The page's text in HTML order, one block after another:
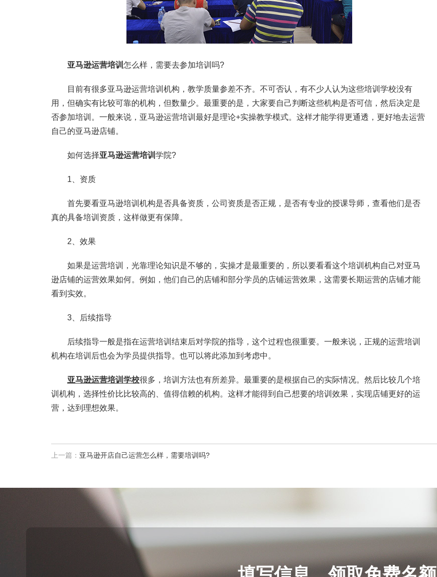
亚马逊运营培训 怎么样，需要去参加培训吗?
目前有很多亚马逊运营培训机构，教学质量参差不齐。不可否认，有不少人认为这些培训学校没有
用，但确实有比较可靠的机构，但数量少。最重要的是，大家要自己判断这些机构是否可信，然后决定是
否参加培训。一般来说，亚马逊运营培训最好是理论+实操教学模式。这样才能学得更通透，更好地去运营
自己的亚马逊店铺。
如何选择亚马逊运营培训 学院?
1、资质
首先要看亚马逊培训机构是否具备资质，公司资质是否正规，是否有专业的授课导师，查看他们是否
真的具备培训资质，这样做更有保障。
2、效果
如果是运营培训，光靠理论知识是不够的，实操才是最重要的，所以要看看这个培训机构自己对亚马
逊店铺的运营效果如何。例如，他们自己的店铺和部分学员的店铺运营效果，这需要长期运营的店铺才能
看到实效。
3、后续指导
后续指导一般是指在运营培训结束后对学院的指导，这个过程也很重要。一般来说，正规的运营培训
机构在培训后也会为学员提供指导。也可以将此添加到考虑中。
亚马逊运营培训学校很多，培训方法也有所差异。最重要的是根据自己的实际情况。然后比较几个培
训机构，选择性价比比较高的、值得信赖的机构。这样才能得到自己想要的培训效果，实现店铺更好的运
营，达到理想效果。
上一篇： 亚马逊开店自己运营怎么样，需要培训吗?